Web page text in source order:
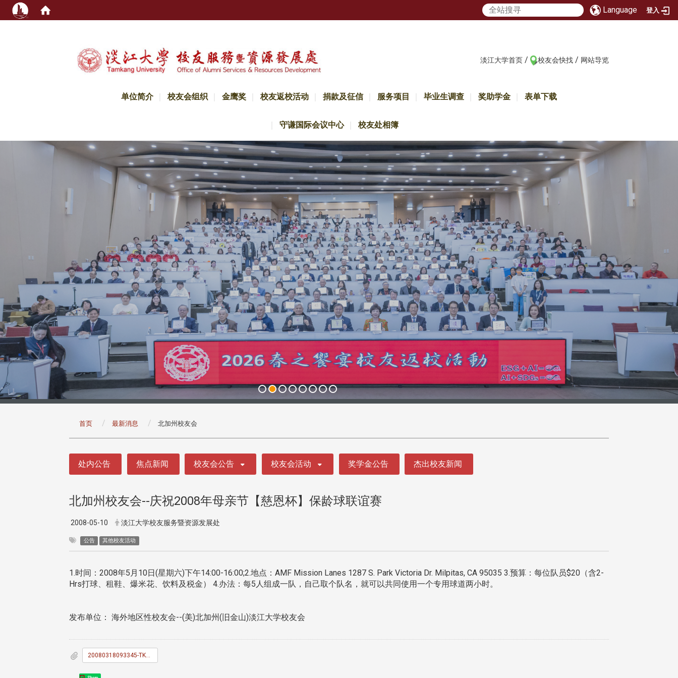
Language 登入
淡江大学首页 / 校友会快找 / 网站导览
单位简介 校友会组织 金鹰奖 校友返校活动 捐款及征信 服务项目 毕业生调查 奖助学金 表单下载
守谦国际会议中心 校友处相簿
首页 最新消息 北加州校友会
处内公告 焦点新闻 校友会公告 校友会活动 奖学金公告 杰出校友新闻
北加州校友会--庆祝2008年母亲节【慈恩杯】保龄球联谊赛
2008-05-10 淡江大学校友服务暨资源发展处
公告 其他校友活动
1.时间：2008年5月10日(星期六)下午14:00-16:00;2.地点：AMF Mission Lanes 1287 S. Park Victoria Dr. Milpitas, CA 95035 3.预算：每位队员$20（含2-
Hrs打球、租鞋、爆米花、饮料及税金） 4.办法：每5人组成一队，自己取个队名，就可以共同使用一个专用球道两小时。
发布单位： 海外地区性校友会--(美)北加州(旧金山)淡江大学校友会
20080318093345-TKU_News_042.doc